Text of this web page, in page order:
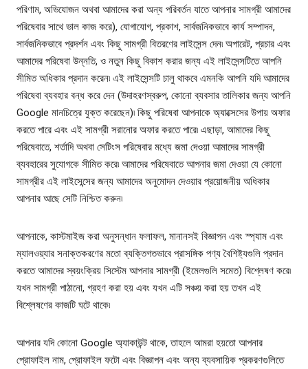
পরিণাম, অভিযোজন অথবা আমাদের করা অন্য পরিবর্তন যাতে আপনার সামগ্রী আমাদের
পরিষেবার সাথে ভাল কাজ করে), যোগাযোগ, প্রকাশ, সার্বজনিকভাবে কার্য সম্পাদন,
সার্বজনিকভাবে প্রদর্শন এবং কিছু সামগ্রী বিতরণের লাইসেন্স দেন৷ অপারেট, প্রচার এবং
আমাদের পরিষেবা উন্নতি, ও নতুন কিছু বিকাশ করার জন্য এই লাইসেন্সটিতে আপনি
সীমিত অধিকার প্রদান করেন৷ এই লাইসেন্সটি চালু থাকবে এমনকি আপনি যদি আমাদের
পরিষেবা ব্যবহার বন্ধ করে দেন (উদাহরণস্বরুপ, কোনো ব্যবসার তালিকার জন্য আপনি
Google মানচিত্রে যুক্ত করেছেন)৷ কিছু পরিষেবা আপনাকে অ্যাক্সেসের উপায় অফার
করতে পারে এবং এই সামগ্রী সরানোর অফার করতে পারে৷ এছাড়া, আমাদের কিছু
পরিষেবাতে, শর্তাদি অথবা সেটিংস পরিষেবার মধ্যে জমা দেওয়া আমাদের সামগ্রী
ব্যবহারের সুযোগকে সীমিত করে৷ আমাদের পরিষেবাতে আপনার জমা দেওয়া যে কোনো
সামগ্রীর এই লাইসেন্সের জন্য আমাদের অনুমোদন দেওয়ার প্রয়োজনীয় অধিকার
আপনার আছে সেটি নিশ্চিত করুন৷
আপনাকে, কাস্টমাইজ করা অনুসন্ধান ফলাফল, মানানসই বিজ্ঞাপন এবং স্প্যাম এবং
ম্যালওয়্যার সনাক্তকরণের মতো ব্যক্তিগতভাবে প্রাসঙ্গিক পণ্য বৈশিষ্ট্যগুলি প্রদান
করতে আমাদের স্বয়ংক্রিয় সিস্টেম আপনার সামগ্রী (ইমেলগুলি সমেত) বিশ্লেষণ করে৷
যখন সামগ্রী পাঠানো, গ্রহণ করা হয় এবং যখন এটি সঞ্চয় করা হয় তখন এই
বিশ্লেষণের কাজটি ঘটে থাকে৷
আপনার যদি কোনো Google অ্যাকাউন্ট থাকে, তাহলে আমরা হয়তো আপনার
প্রোফাইল নাম, প্রোফাইল ফটো এবং বিজ্ঞাপন এবং অন্য ব্যবসায়িক প্রকরণগুলিতে